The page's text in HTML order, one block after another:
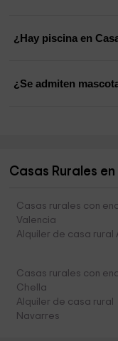
¿Hay piscina en
¿Se admiten
Casas Rurales
Casas rurales con
Valencia
Alquiler de casa rural
Casas rurales con
Chella
Alquiler de casa rural
Navarres